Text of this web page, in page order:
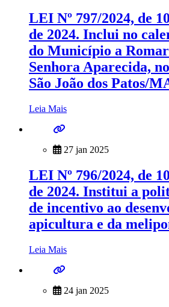
LEI Nº 797/2024, de
de 2024. Inclui no
do Município a
Senhora Aparecida,
São João dos Patos/
Leia Mais
27 jan 2025
LEI Nº 796/2024, de
de 2024. Institui a
de incentivo ao
apicultura e da
Leia Mais
24 jan 2025